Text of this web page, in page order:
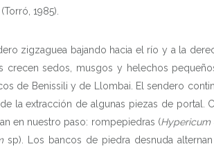
1985).
zigzaguea bajando hacia el río y a la
crecen sedos, musgos y helechos
de Benissili y de Llombai. El sendero
la extracción de algunas piezas de portal.
en nuestro paso: rompepiedras (Hypericum
sp). Los bancos de piedra desnuda